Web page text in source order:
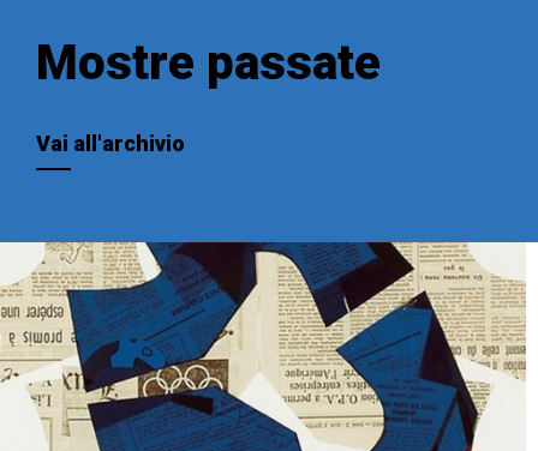
Mostre passate
Vai all'archivio